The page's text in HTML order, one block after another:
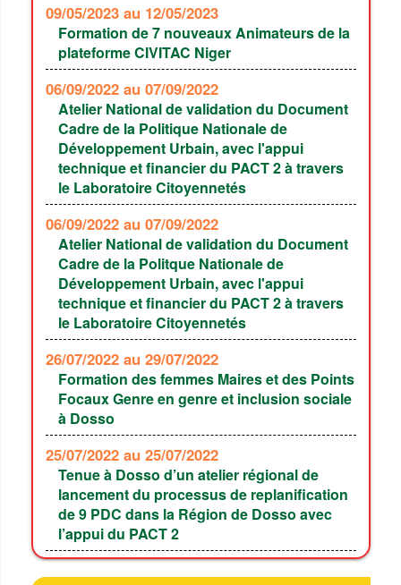
09/05/2023 au 12/05/2023
Formation de 7 nouveaux Animateurs de la
plateforme CIVITAC Niger
06/09/2022 au 07/09/2022
Atelier National de validation du Document
Cadre de la Politique Nationale de
Développement Urbain, avec l'appui
technique et financier du PACT 2 à travers
le Laboratoire Citoyennetés
06/09/2022 au 07/09/2022
Atelier National de validation du Document
Cadre de la Politque Nationale de
Développement Urbain, avec l'appui
technique et financier du PACT 2 à travers
le Laboratoire Citoyennetés
26/07/2022 au 29/07/2022
Formation des femmes Maires et des Points
Focaux Genre en genre et inclusion sociale
à Dosso
25/07/2022 au 25/07/2022
Tenue à Dosso d’un atelier régional de
lancement du processus de replanification
de 9 PDC dans la Région de Dosso avec
l’appui du PACT 2